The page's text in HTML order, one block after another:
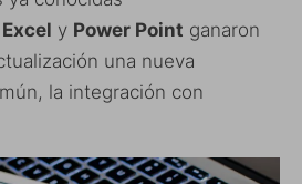
Excel y Power Point ganaron
una nueva
la integración con